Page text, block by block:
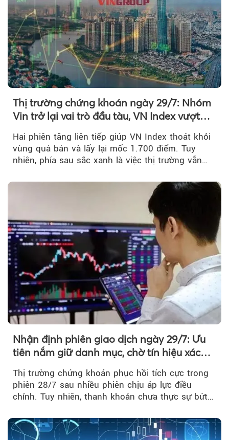
Thị trường chứng khoán ngày 29/7: Nhóm
Vin trở lại vai trò đầu tàu, VN Index vượt
Hai phiên tăng liên tiếp giúp VN Index thoát khỏi
vùng quá bán và lấy lại mốc 1.700 điểm. Tuy
nhiên, phía sau sắc xanh là việc thị trường vẫn
tiền vẫn chưa thực sự trở lại.
Nhận định phiên giao dịch ngày 29/7: Ưu
tiên nắm giữ danh mục, chờ tín hiệu xác
Thị trường chứng khoán phục hồi tích cực trong
phiên 28/7 sau nhiều phiên chịu áp lực điều
chỉnh. Tuy nhiên, thanh khoản chưa thực sự bứt